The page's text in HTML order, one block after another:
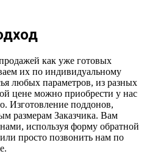
как уже готовых
их по индивидуальному
любых параметров, из разных
цене можно приобрести у нас
Изготовление поддонов,
размерам Заказчика. Вам
используя форму обратной
просто позвонить нам по